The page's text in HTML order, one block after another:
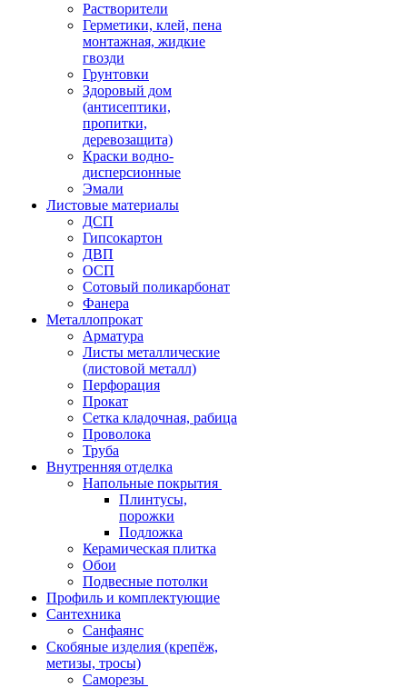
Растворители
Герметики, клей, пена
монтажная, жидкие
гвозди
Грунтовки
Здоровый дом
(антисептики,
пропитки,
деревозащита)
Краски водно-
дисперсионные
Эмали
Листовые материалы
ДСП
Гипсокартон
ДВП
ОСП
Сотовый поликарбонат
Фанера
Металлопрокат
Арматура
Листы металлические
(листовой металл)
Перфорация
Прокат
Сетка кладочная, рабица
Проволока
Труба
Внутренняя отделка
Напольные покрытия
Плинтусы,
порожки
Подложка
Керамическая плитка
Обои
Подвесные потолки
Профиль и комплектующие
Сантехника
Санфаянс
Скобяные изделия (крепёж,
метизы, тросы)
Саморезы